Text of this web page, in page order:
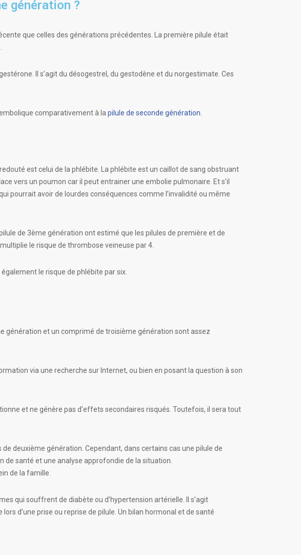
génération ?
que celles des générations précédentes. La première pilule était
Il s’agit du désogestrel, du gestodène et du norgestimate. Ces
comparativement à la pilule de seconde génération
est celui de la phlébite. La phlébite est un caillot de sang obstruant
vers un poumon car il peut entrainer une embolie pulmonaire. Et s’il
pourrait avoir de lourdes conséquences comme l’invalidité ou même
de 3ème génération ont estimé que les pilules de première et de
le risque de thrombose veineuse par 4.
le risque de phlébite par six.
génération et un comprimé de troisième génération sont assez
via une recherche sur Internet, ou bien en posant la question à son
et ne génère pas d’effets secondaires risqués. Toutefois, il sera tout
deuxième génération. Cependant, dans certains cas une pilule de
santé et une analyse approfondie de la situation.
de la famille.
qui souffrent de diabète ou d’hypertension artérielle. Il s’agit
d’une prise ou reprise de pilule. Un bilan hormonal et de santé